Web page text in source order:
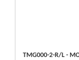
TMG000-2-R/L -